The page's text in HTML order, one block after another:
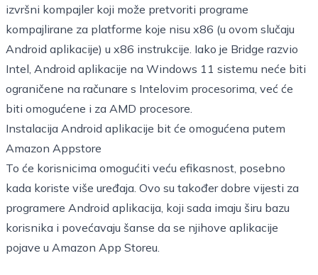
izvršni kompajler koji može pretvoriti programe
kompajlirane za platforme koje nisu x86 (u ovom slučaju
Android aplikacije) u x86 instrukcije. Iako je Bridge razvio
Intel, Android aplikacije na Windows 11 sistemu neće biti
ograničene na računare s Intelovim procesorima, već će
biti omogućene i za AMD procesore.
Instalacija Android aplikacije bit će omogućena putem
Amazon Appstore
To će korisnicima omogućiti veću efikasnost, posebno
kada koriste više uređaja. Ovo su također dobre vijesti za
programere Android aplikacija, koji sada imaju širu bazu
korisnika i povećavaju šanse da se njihove aplikacije
pojave u Amazon App Storeu.